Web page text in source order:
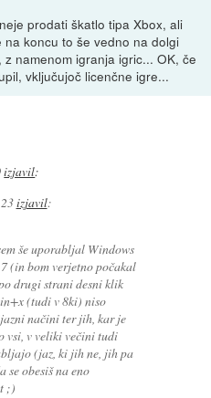
prodati škatlo tipa Xbox, ali
na koncu to še vedno na dolgi
namenom igranja igric... OK, če
vključujoč licenčne igre...
izjavil:
izjavil:
še uporabljal Windows
(in bom verjetno počakal
drugi strani desni klik
(tudi v 8ki) niso
načini ter jih, kar je
vsi, v veliki večini tudi
(jaz, ki jih ne, jih pa
se obesiš na eno
;)